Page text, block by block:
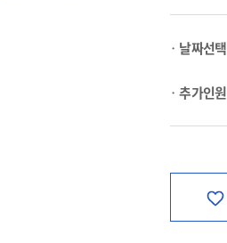
날짜선택
추가인원